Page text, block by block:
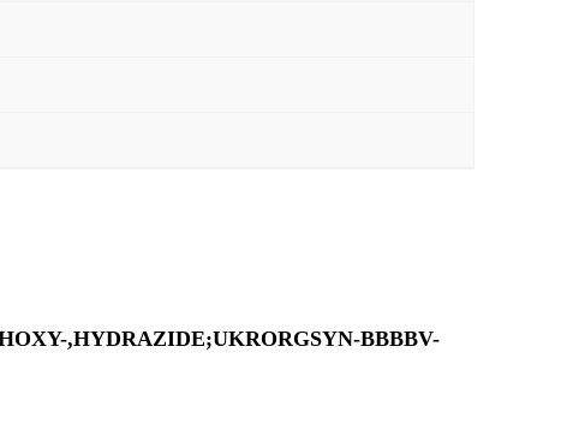
,HYDRAZIDE;UKRORGSYN-BBBBV-